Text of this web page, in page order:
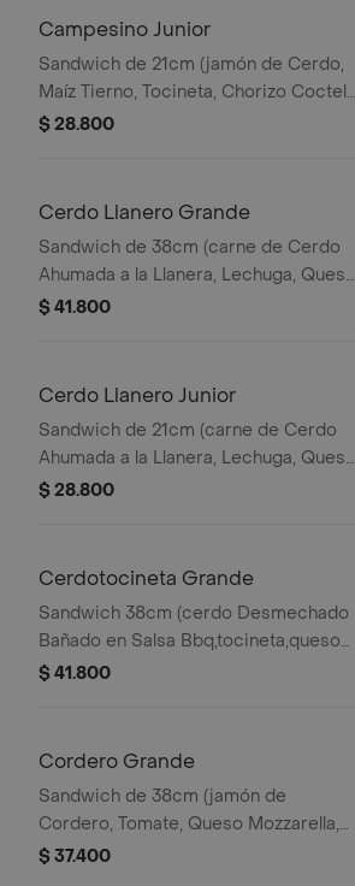
Campesino Junior
Sandwich de 21cm (jamón de Cerdo,
Maíz Tierno, Tocineta, Chorizo Coctel,
Lechuga, Queso Mozzarella y Salsa de
$ 28.800
Cerdo Llanero Grande
Sandwich de 38cm (carne de Cerdo
Ahumada a la Llanera, Lechuga, Queso
Mozzarella y Salsa de Ajo).
$ 41.800
Cerdo Llanero Junior
Sandwich de 21cm (carne de Cerdo
Ahumada a la Llanera, Lechuga, Queso
Mozzarella y Salsa de Ajo).
$ 28.800
Cerdotocineta Grande
Sandwich 38cm (cerdo Desmechado
Bañado en Salsa Bbq,tocineta,queso
Mozzarella,tomate,lechuga y Salsa de
$ 41.800
Cordero Grande
Sandwich de 38cm (jamón de
Cordero, Tomate, Queso Mozzarella,
Lechuga y Salsa de Ajo).
$ 37.400